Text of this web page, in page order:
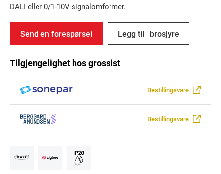
DALI eller 0/1-10V signalomformer.
Send en forespørsel Legg til i brosjyre
Tilgjengelighet hos grossist
Bestillingsvare
Bestillingsvare